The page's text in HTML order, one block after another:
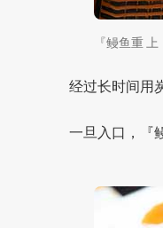
『鳗鱼重
经过长时间用
一旦入口，『